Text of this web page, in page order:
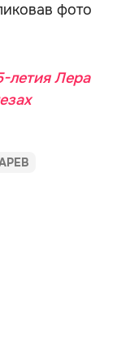
фото
летия Лера